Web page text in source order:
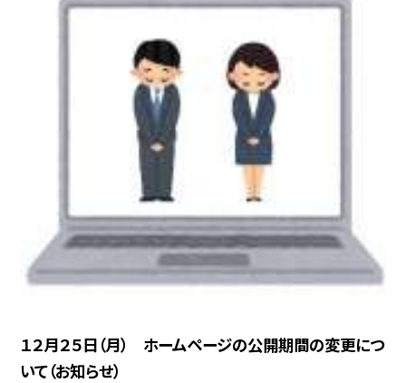
１２月２５日（月） ホームページの公開期間の変更につ
いて（お知らせ）